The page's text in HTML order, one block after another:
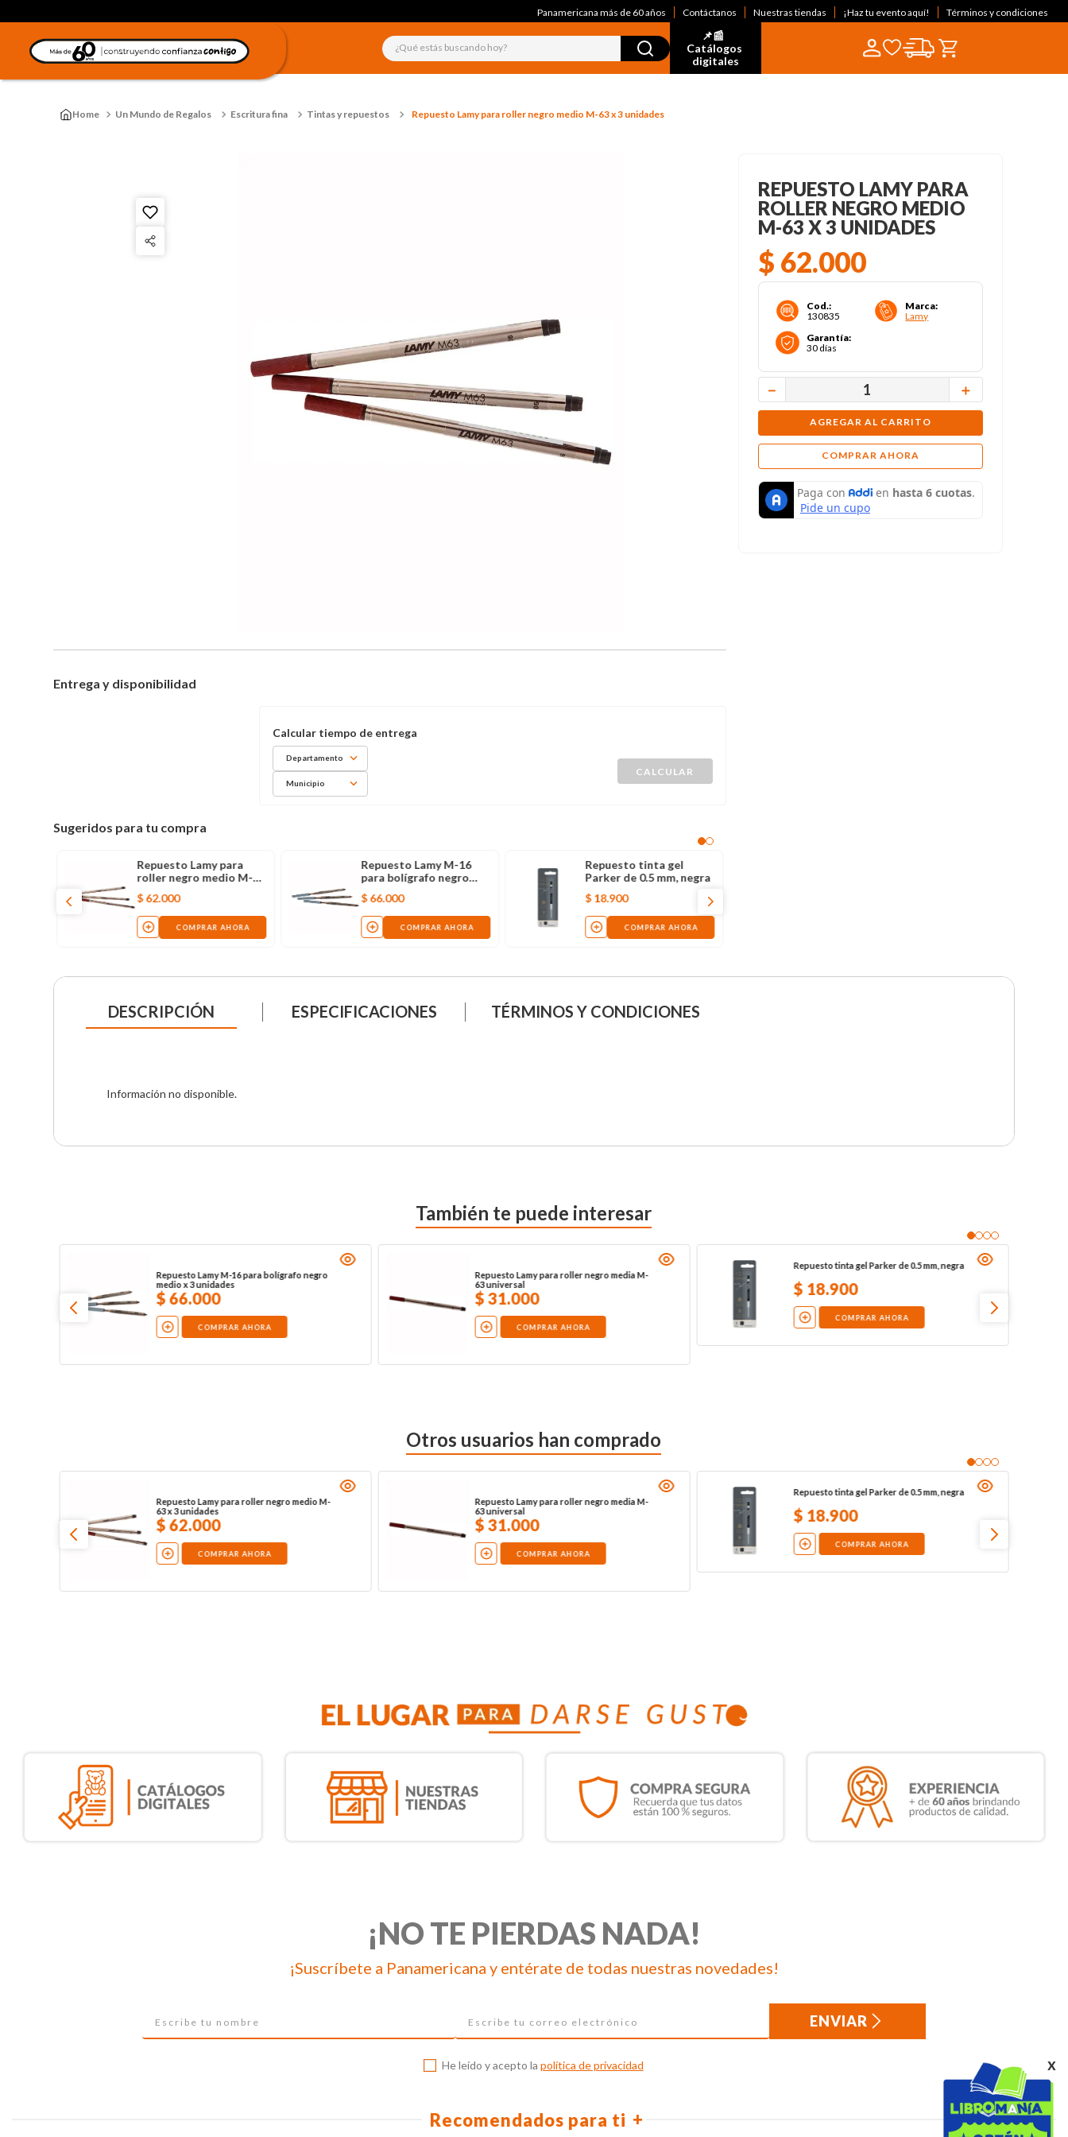
x
Panamericana más de 60 años Contáctanos Nuestras tiendas ¡Haz tu evento aquí! Términos y condiciones
¿Qué estás buscando hoy?
📌📰
Catálogos
digitales
Un Mundo de Regalos Escritura fina Tintas y repuestos Repuesto Lamy para roller negro medio M-63 x 3 unidades
Entrega y disponibilidad
Departamento
Municipio
Sugeridos para tu compra
Repuesto Lamy para
roller negro medio M-63
x 3 unidades
$ 62.000
COMPRAR AHORA
Repuesto Lamy M-16
para bolígrafo negro
medio x 3 unidades
$ 66.000
COMPRAR AHORA
Repuesto tinta gel
Parker de 0.5 mm, negra
$ 18.900
COMPRAR AHORA
REPUESTO LAMY PARA
ROLLER NEGRO MEDIO
M-63 X 3 UNIDADES
$ 62.000
Cod.:
130835
Marca:
Lamy
Garantía:
30 días
＋
－
AGREGAR AL CARRITO
COMPRAR AHORA
DESCRIPCIÓN ESPECIFICACIONES TÉRMINOS Y CONDICIONES
Información no disponible.
También te puede interesar
Repuesto Lamy M-16 para bolígrafo negro
medio x 3 unidades
$66.000
COMPRAR AHORA
Repuesto Lamy para roller negro media M-
63 universal
$31.000
COMPRAR AHORA
Repuesto tinta gel Parker de 0.5 mm, negra
$ 18.900
COMPRAR AHORA
Otros usuarios han comprado
Repuesto Lamy para roller negro medio M-
63 x 3 unidades
$62.000
COMPRAR AHORA
Repuesto Lamy para roller negro media M-
63 universal
$31.000
COMPRAR AHORA
Repuesto tinta gel Parker de 0.5 mm, negra
$ 18.900
COMPRAR AHORA
¡NO TE PIERDAS NADA!
¡Suscríbete a Panamericana y entérate de todas nuestras novedades!
ENVIAR
He leído y acepto la política de privacidad
Recomendados para ti